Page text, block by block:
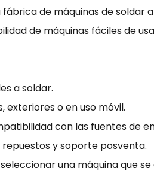
de máquinas de
de máquinas fáciles de
a soldar.
exteriores o en uso móvil.
con las fuentes de
y soporte posventa.
una máquina que